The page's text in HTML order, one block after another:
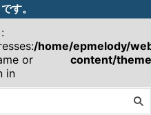
す。
or
in
/home/epmelody/
content/